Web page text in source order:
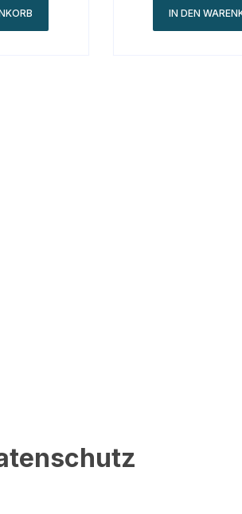
IN DEN